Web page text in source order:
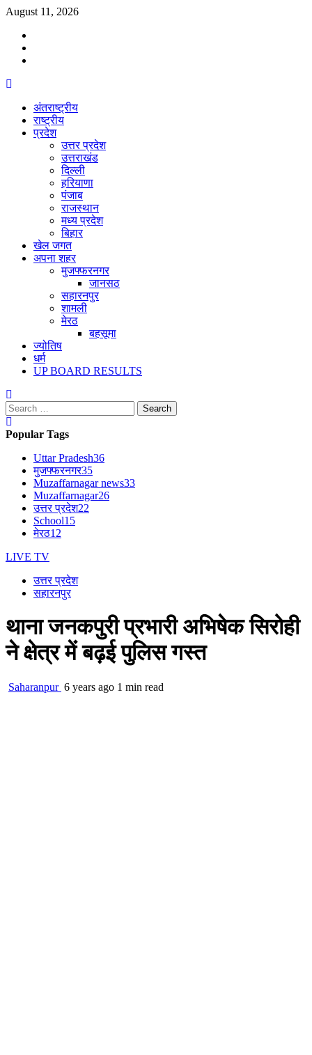
Skip
content
August 11, 2026
अंतराष्ट्रीय
राष्ट्रीय
प्रदेश
उत्तर प्रदेश
उत्तराखंड
दिल्ली
हरियाणा
पंजाब
राजस्थान
मध्य प्रदेश
बिहार
खेल जगत
अपना शहर
मुजफ्फरनगर
जानसठ
सहारनपुर
शामली
मेरठ
बहसूमा
ज्योतिष
धर्म
UP BOARD RESULTS
Search
for:
Popular Tags
Uttar Pradesh36
मुजफ्फरनगर35
Muzaffarnagar news33
Muzaffarnagar26
उत्तर प्रदेश22
School15
मेरठ12
LIVE TV
उत्तर प्रदेश
सहारनपुर
थाना जनकपुरी प्रभारी अभिषेक सिरोही
ने क्षेत्र में बढ़ई पुलिस गस्त
Saharanpur 6 years ago 1 min read